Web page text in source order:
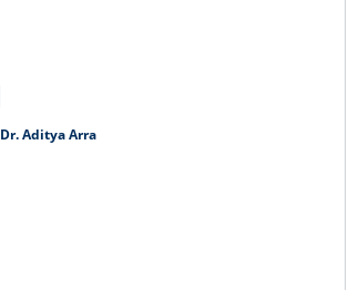
Dr. Aditya Arra